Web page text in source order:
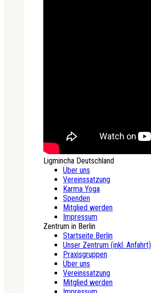
Ligmincha Deutschland
Über uns
Vereinssatzung
Karma Yoga
Spenden
Mitglied werden
Impressum
Zentrum in Berlin
Startseite Berlin
Unser Zentrum (inkl. Anfahrt)
Praxisgruppen
Über uns
Vereinssatzung
Mitglied werden